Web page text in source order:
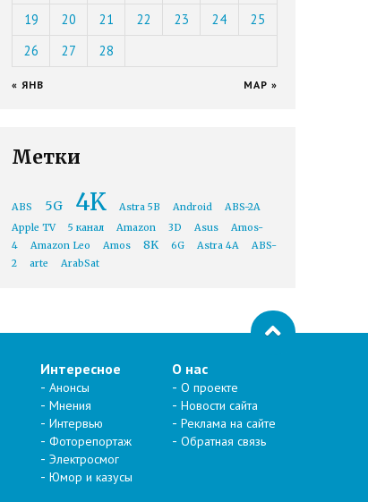
19
20 21 22 23 24
25
26
27 28
« ЯНВ МАР »
Метки
ABS 5G 4K Astra 5B Android
ABS-2A
Apple TV
5 канал Amazon 3D Asus
Amos-
4
Amazon Leo Amos 8K 6G Astra 4A
ABS-
2
arte ArabSat
Интересное
Анонсы
Мнения
Интервью
Фоторепортаж
Электросмог
Юмор и казусы
О нас
О проекте
Новости сайта
Реклама на сайте
Обратная связь